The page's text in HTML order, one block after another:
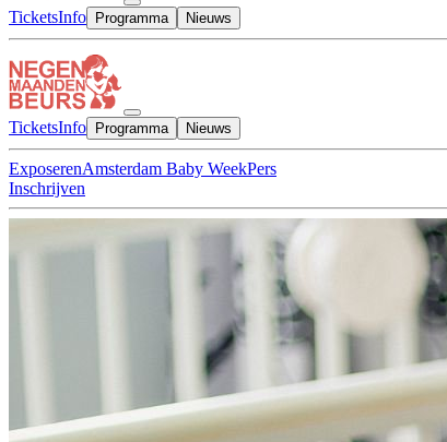
TicketsInfo Programma Nieuws
TicketsInfo Programma Nieuws
ExposerenAmsterdam Baby WeekPers
Inschrijven